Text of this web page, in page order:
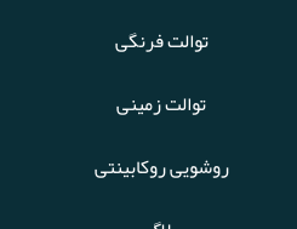
توالت فرنگی
توالت زمینی
روشویی روکابینتی